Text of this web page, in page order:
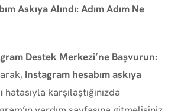
Askıya Alındı: Adım Adım Ne
Destek Merkezi’ne Başvurun:
Instagram hesabım askıya
hatasıyla karşılaştığınızda